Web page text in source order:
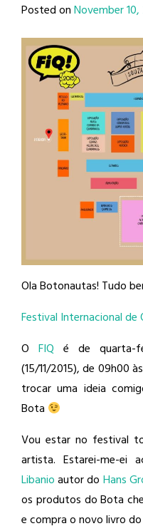
Posted onNovember 10,
Ola Botonautas! Tudo
Festival Internacional de
O FIQ é de quarta-
(15/11/2015), de 09h00
trocar uma ideia
Bota
Vou estar no festival
artista. Estarei-me-ei
Libanio​ autor do Hans
os produtos do Bota
e compra o novo livro